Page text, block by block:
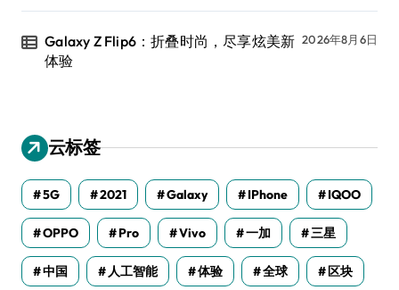
Galaxy Z Flip6：折叠时尚，尽享炫美新
体验
2026年8月6日
云标签
5G 2021 Galaxy IPhone IQOO
OPPO Pro Vivo 一加 三星
中国 人工智能 体验 全球 区块